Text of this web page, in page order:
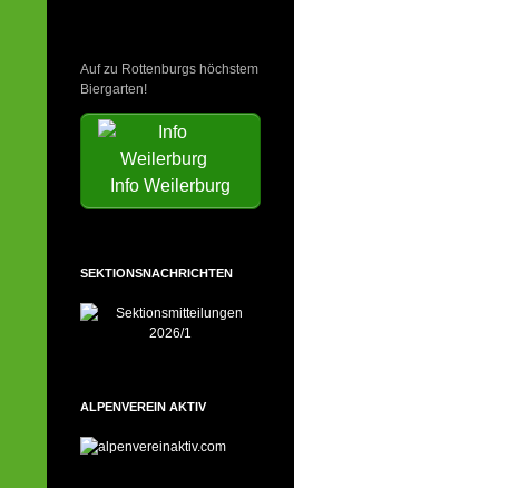
Auf zu Rottenburgs höchstem
Biergarten!
Info Weilerburg
SEKTIONSNACHRICHTEN
ALPENVEREIN AKTIV